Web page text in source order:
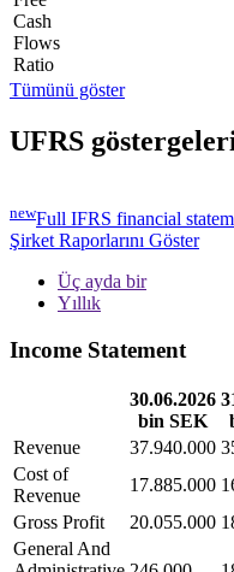
Cash
Flows
Ratio
Tümünü göster
UFRS
newFull IFRS financial
Şirket Raporlarını Göster
Üç ayda bir
Yıllık
Income Statement
30.06.2026
bin SEK
Revenue
37.940.000
Cost of
Revenue
17.885.000
Gross Profit
20.055.000
General And